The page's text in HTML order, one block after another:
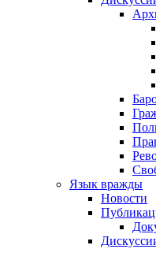
Язык вражды
Новости